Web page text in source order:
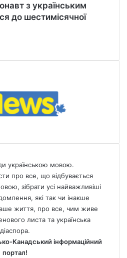
з українським
до шестимісячної
українською мовою.
про все, що відбувається
зібрати усі найважливіші
які так чи інакше
життя, про все, чим живе
листа та українська
діаспора.
Канадський інформаційний
портал!